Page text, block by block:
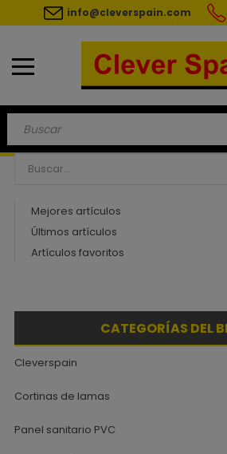
info@cleverspain.com
Mejores artículos
Últimos artículos
Artículos favoritos
CATEGORÍAS DEL
Cleverspain
Cortinas de lamas
Panel sanitario PVC